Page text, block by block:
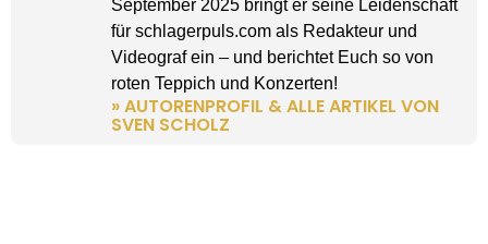
September 2025 bringt er seine Leidenschaft
für schlagerpuls.com als Redakteur und
Videograf ein – und berichtet Euch so von
roten Teppich und Konzerten!
» AUTORENPROFIL & ALLE ARTIKEL VON
SVEN SCHOLZ